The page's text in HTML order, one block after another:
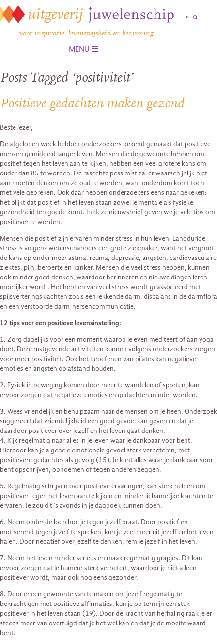
…voor inspiratie, levenswijsheid en bezinning
MENU
Posts Tagged ‘positiviteit’
Positieve gedachten maken gezond
Beste lezer,
De afgelopen week hebben onderzoekers bekend gemaakt dat positieve
mensen gemiddeld langer leven. Mensen die de gewoonte hebben om
positief tegen het leven aan te kijken, hebben een veel grotere kans om
ouder dan 85 te worden. De rasechte pessimist zal er waarschijnlijk niet
aan moeten denken om zo oud te worden, want ouderdom komt toch
met vele gebreken. Ook daar hebben onderzoekers eens naar gekeken:
het blijkt dat positief in het leven staan zowel je mentale als fysieke
gezondheid ten goede komt. In deze nieuwsbrief geven we je vele tips om
positiever te worden.
Mensen die positief zijn ervaren minder stress in hun leven. Langdurige
stress is volgens wetenschappers een grote ziekmaker, want het vergroot
de kans op onder meer astma, reuma, depressie, angsten, cardiovasculaire
ziektes, pijn, beroerte en kanker. Mensen die veel stress hebben, kunnen
ook minder goed denken, waardoor herinneren en nieuwe dingen leren
moeilijker wordt. Het hebben van veel stress wordt geassocieerd met
spijsverteringsklachten zoals een lekkende darm, disbalans in de darmflora
en een verstoorde darm-hersencommunicatie.
12 tips voor een positieve levensinstelling:
1. Zorg dagelijks voor een moment waarop je even mediteert of aan yoga
doet. Deze rustgevende activiteiten kunnen volgens onderzoekers zorgen
voor meer positiviteit. Ook het beoefenen van pilates kan negatieve
emoties en angsten op afstand houden.
2. Fysiek in beweging komen door meer te wandelen of sporten, kan
ervoor zorgen dat negatieve emoties en gedachten minder worden.
3. Wees vriendelijk en behulpzaam naar de mensen om je heen. Onderzoek
suggereert dat vriendelijkheid een goed gevoel kan geven en dat je
daardoor positiever over jezelf en het leven gaat denken.
4. Kijk regelmatig naar alles in je leven waar je dankbaar voor bent.
Hierdoor kan je algehele emotionele gevoel sterk verbeteren, met
positievere gedachtes als gevolg (15). Je kunt alles waar je dankbaar voor
bent opschrijven, opnoemen of tegen anderen zeggen.
5. Regelmatig schrijven over positieve ervaringen, kan sterk helpen om
positiever tegen het leven aan te kijken en minder lichamelijke klachten te
ervaren. Je zou dit ’s avonds in je dagboek kunnen doen.
6. Neem onder de loep hoe je tegen jezelf praat. Door positief en
motiverend tegen jezelf te spreken, kun je veel meer uit jezelf en het leven
halen. Door negatief over jezelf te denken, rem je jezelf in het leven.
7. Neem het leven minder serieus en maak regelmatig grapjes. Dit kan
ervoor zorgen dat je humeur sterk verbetert, waardoor je niet alleen
positiever wordt, maar ook nog eens gezonder.
8. Door er een gewoonte van te maken om jezelf regelmatig te
bekrachtigen met positieve affirmaties, kun je op termijn een stuk
positiever in het leven staan (19). Door de kracht van herhaling raak je er
steeds meer van overtuigd dat je het wel kan en dat je de moeite waard
bent.